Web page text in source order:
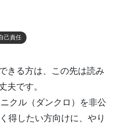
己責任
きる方は、この先は読み
夫です。
クル（ダンクロ）を非公
得したい方向けに、やり